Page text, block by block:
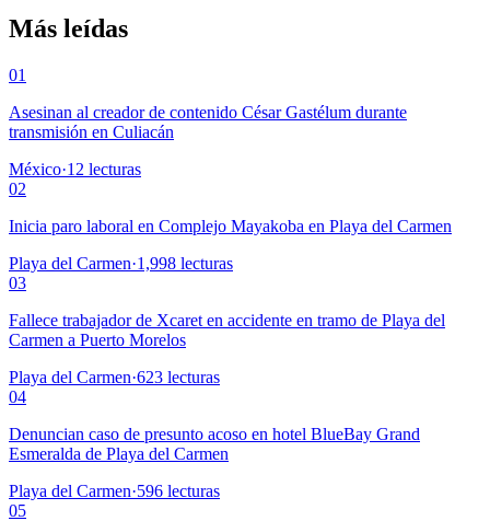
Más leídas
01
Asesinan al creador de contenido César Gastélum durante
transmisión en Culiacán
México·12 lecturas
02
Inicia paro laboral en Complejo Mayakoba en Playa del Carmen
Playa del Carmen·1,998 lecturas
03
Fallece trabajador de Xcaret en accidente en tramo de Playa del
Carmen a Puerto Morelos
Playa del Carmen·623 lecturas
04
Denuncian caso de presunto acoso en hotel BlueBay Grand
Esmeralda de Playa del Carmen
Playa del Carmen·596 lecturas
05